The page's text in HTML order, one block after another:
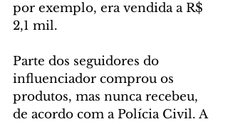
por exemplo, era vendida a R$
2,1 mil.
Parte dos seguidores do
influenciador comprou os
produtos, mas nunca recebeu,
de acordo com a Polícia Civil. A